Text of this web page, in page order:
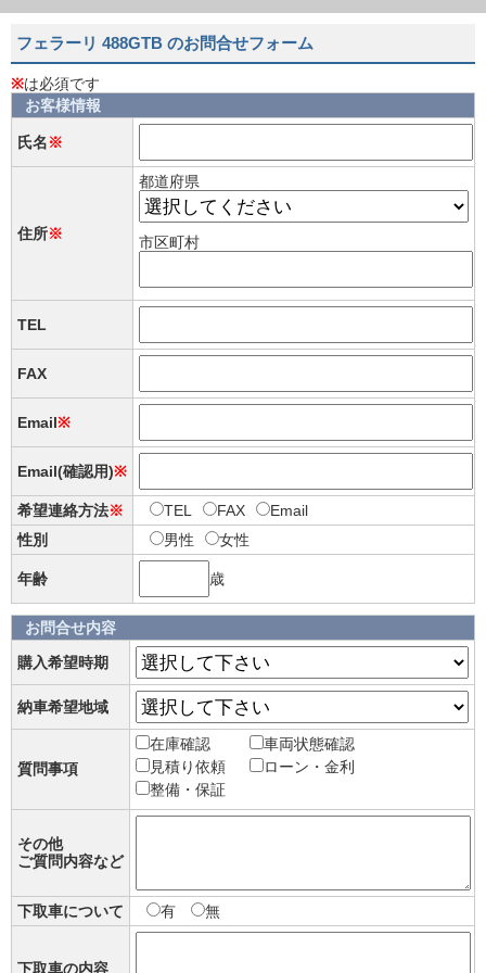
フェラーリ 488GTB のお問合せフォーム
※は必須です
お客様情報
氏名※
住所※
都道府県
市区町村
TEL
FAX
Email※
Email(確認用)※
希望連絡方法※ TEL FAX
Email
性別
男性 女性
年齢 歳
お問合せ内容
購入希望時期
納車希望地域
質問事項
在庫確認
車両状態確認
見積り依頼
ローン・金利
整備・保証
その他
ご質問内容など
下取車について 有 無
下取車の内容